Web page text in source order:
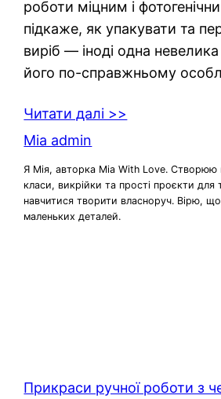
роботи міцним і
підкаже, як упакувати та
виріб — іноді одна
його по-справжньому
Читати далі >>
Mia admin
Я Мія, авторка Mia With Love. Створюю
класи, викрійки та прості проєкти для
навчитися творити власноруч. Вірю,
маленьких деталей.
Прикраси ручної роботи з